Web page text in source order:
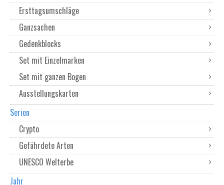
Ersttagsumschläge
Ganzsachen
Gedenkblocks
Set mit Einzelmarken
Set mit ganzen Bogen
Ausstellungskarten
Serien
Crypto
Gefährdete Arten
UNESCO Welterbe
Jahr